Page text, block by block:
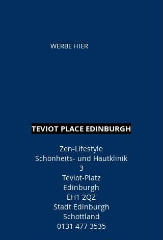
WERBE HIER
TEVIOT PLACE EDINBURGH
Zen-Lifestyle
Schönheits- und Hautklinik
3
Teviot-Platz
Edinburgh
EH1 2QZ
Stadt Edinburgh
Schottland
0131 477 3535